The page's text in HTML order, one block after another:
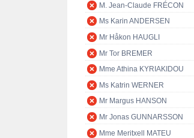
M. Jean-Claude FRÉCON
Ms Karin ANDERSEN
Mr Håkon HAUGLI
Mr Tor BREMER
Mme Athina KYRIAKIDOU
Ms Katrin WERNER
Mr Margus HANSON
Mr Jonas GUNNARSSON
Mme Meritxell MATEU